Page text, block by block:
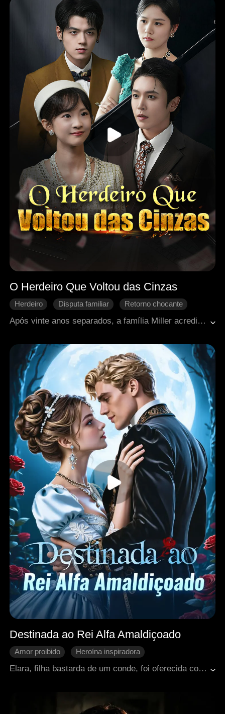
O Herdeiro Que Voltou das Cinzas
Herdeiro Disputa familiar
Retorno chocante
Vida urbana
Após vinte anos separados, a família Miller acredita que o filho perdido seja um fraco fácil de controlar. Mal sabem que ele é um vingador renascido das cinzas. O filho adotivo o vê como rival, a irmã o despreza, e os pais o manipulam com culpa. Ele responde com um sorriso gelado e começa a colocar seus planos em ação: "Tudo que é meu, eu vou recuperar, até o Grupo Miller que tanto prezam.
Destinada ao Rei Alfa Amaldiçoado
Amor proibido
Heroína inspiradora
Contra-ataque
Elara, filha bastarda de um conde, foi oferecida como sacrifício ao amaldiçoado Rei Alfa Cassian. Enquanto os anteriores morreram, ela foi a única capaz de acalmá-lo, e isso despertou a ira de Malrec, o Arcebispo do Tribunal Sagrado. Presa na disputa de poder entre a coroa e a igreja, Elara despertou Melandra, a antiga santa herege selada dentro dela. Cercada por conspirações e perigos, ela precisará lutar para sobreviver e mudar o destino do reino.